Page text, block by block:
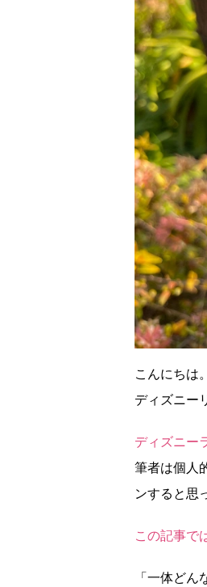
こんにちは。
ディズニー
ディズニー
筆者は個人
ンすると思
この記事で
「一体ど